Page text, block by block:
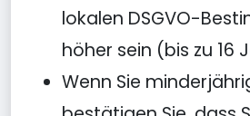
lokalen DSGVO-
höher sein (bis zu 16
Wenn Sie